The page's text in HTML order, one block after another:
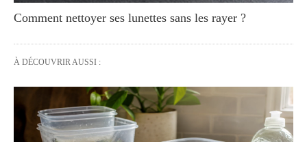
Comment nettoyer ses lunettes sans les rayer ?
À DÉCOUVRIR AUSSI :